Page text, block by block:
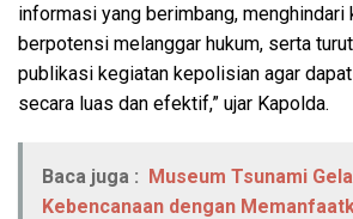
informasi yang berimbang, menghindari
berpotensi melanggar hukum, serta
publikasi kegiatan kepolisian agar
secara luas dan efektif,” ujar Kapolda.
Baca juga : Museum Tsunami
Kebencanaan dengan